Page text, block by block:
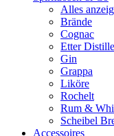
Alles
Brände
Cognac
Etter
Gin
Grappa
Liköre
Rochelt
Rum &
Scheibel
Accessoires